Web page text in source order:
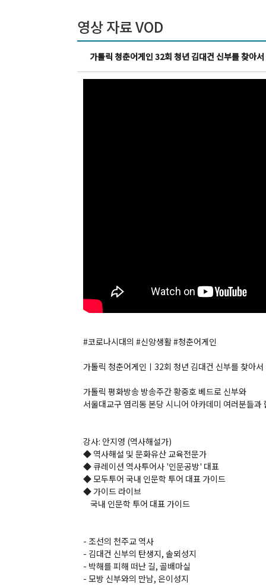
영상 자료 VOD
가톨릭 청춘어게인 32회 청년 김대건 신부를 찾아서
#코로나시대의 #신앙생활 #청춘어게인
가톨릭 청춘어게인ㅣ32회 청년 김대건 신부를 찾아서
가톨릭 평화방송 방송주간 황중호 베드로 신부와
서울대교구 염리동 본당 시니어 아카데미 여러분들과
강사: 안지영 (역사해설가)
◆ 역사해설 및 문화유산 교육전문가
◆ 큐레이션 역사투어사 '인문공방' 대표
◆ 모두투어 국내 인문학 투어 대표 가이드
◆ 가이드 라이브
국내 인문학 투어 대표 가이드
- 조선의 천주교 역사
- 김대건 신부의 탄생지, 솔뫼성지
- 박해를 피해 떠난 길, 골배마실
- 모방 신부와의 만남, 은이성지